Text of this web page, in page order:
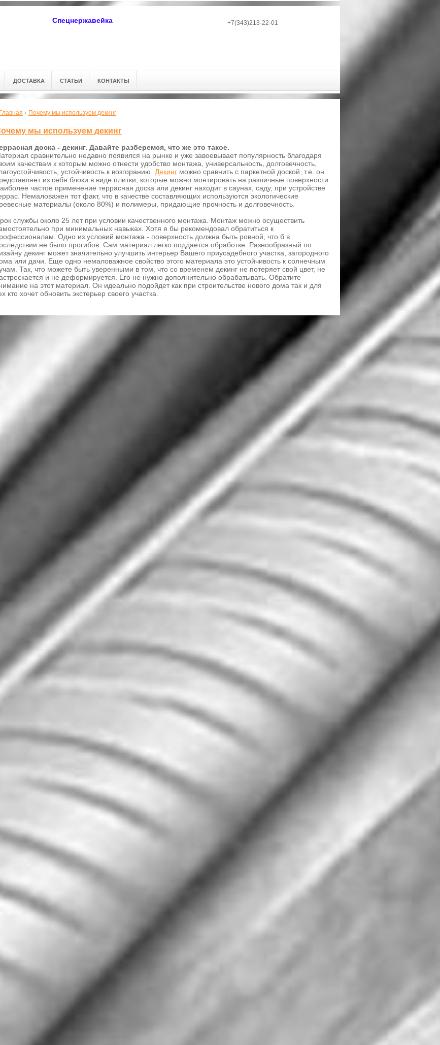
Спецнержавейка +7(343)213-22-01
ДОСТАВКА СТАТЬИ КОНТАКТЫ
Главная Почему мы используем декинг
мы используем декинг
доска - декинг. Давайте разберемся, что же это такое.
сравнительно недавно появился на рынке и уже завоевывает популярность благодаря
качествам к которым можно отнести удобство монтажа, универсальность, долговечность,
устойчивость к возгоранию. Декинг можно сравнить с паркетной доской, т.е. он
из себя блоки в виде плитки, которые можно монтировать на различные поверхности.
частое применение террасная доска или декинг находит в саунах, саду, при устройстве
Немаловажен тот факт, что в качестве составляющих используются экологические
материалы (около 80%) и полимеры, придающие прочность и долговечность.
службы около 25 лет при условии качественного монтажа. Монтаж можно осуществить
при минимальных навыках. Хотя я бы рекомендовал обратиться к
Одно из условий монтажа - поверхность должна быть ровной, что б в
не было прогибов. Сам материал легко поддается обработке. Разнообразный по
декинг может значительно улучшить интерьер Вашего приусадебного участка, загородного
или дачи. Еще одно немаловажное свойство этого материала это устойчивость к солнечным
Так, что можете быть уверенными в том, что со временем декинг не потеряет свой цвет, не
и не деформируется. Его не нужно дополнительно обрабатывать. Обратите
на этот материал. Он идеально подойдет как при строительстве нового дома так и для
кто хочет обновить экстерьер своего участка.